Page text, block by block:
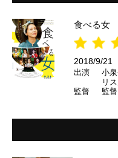
食べる女
2018/9/21
出演
小
リ
ト
人
監督 監